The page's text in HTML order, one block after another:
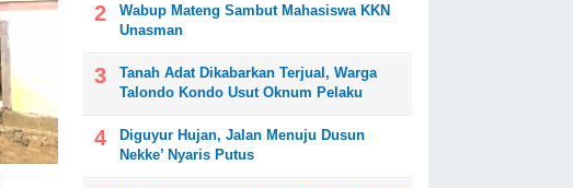
Wabup Mateng Sambut Mahasiswa KKN
Unasman
Tanah Adat Dikabarkan Terjual, Warga
Talondo Kondo Usut Oknum Pelaku
Diguyur Hujan, Jalan Menuju Dusun
Nekke’ Nyaris Putus